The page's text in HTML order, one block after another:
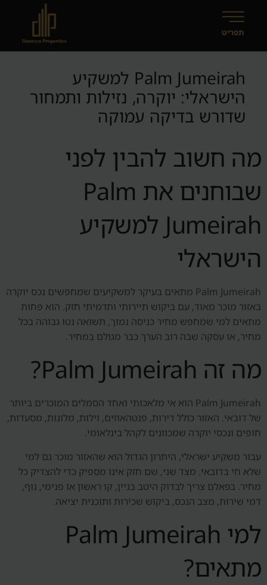
Palm Jumeirah למשקיע
הישראלי: יוקרה, נזילות ותמחור
שדורש בדיקה עמוקה
מה חשוב להבין לפני
שבוחנים את Palm
Jumeirah למשקיע
הישראלי
Palm Jumeirah מתאים בעיקר למשקיעים שמחפשים נכס יוקרה
באזור מוכר מאוד, עם ביקוש תיירותי ותדמיתי חזק. הוא פחות
מתאים למי שמחפש מחיר כניסה נמוך, תשואה נטו גבוהה בכל
מחיר, או עסקה שבה רוב הערך כבר מגולם במחיר.
מה זה Palm Jumeirah?
Palm Jumeirah הוא אי מלאכותי ואחד הסמלים המוכרים ביותר
של דובאי. האזור כולל דירות, פנטהאוזים, וילות, מלונות, מסעדות,
חופים ונכסי יוקרה שמכוונים לקהל בינלאומי.
עבור משקיע ישראלי, היתרון הגדול הוא שהאזור מוכר גם למי
שלא חי בדובאי. מצד שני, שם חזק אינו מספיק כדי להצדיק כל
מחיר. בפאלם צריך לבדוק היטב בניין, קו ראשון או פנימי, נוף,
דמי שירות, מצב הנכס, ביקוש שכירות ותוכנית יציאה.
למי Palm Jumeirah
מתאים?